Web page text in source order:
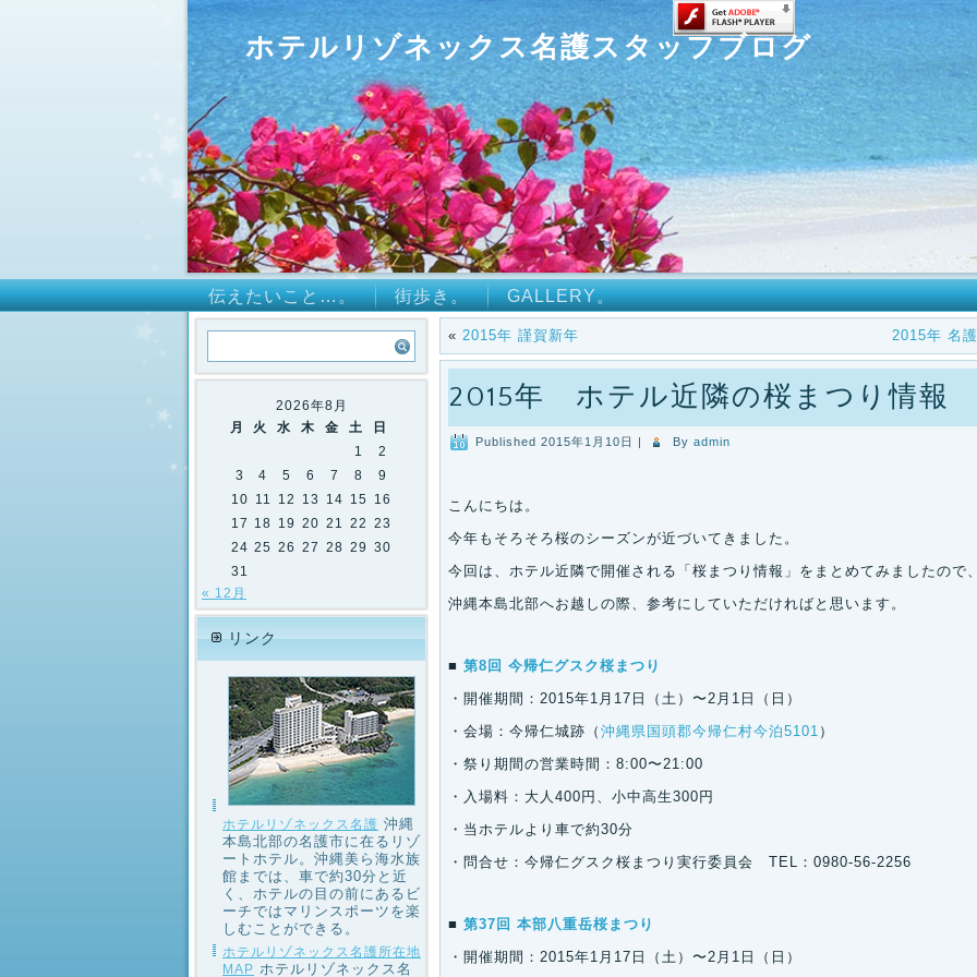
ホテルリゾネックス名護スタッフブログ
伝えたいこと…。 街歩き。 GALLERY。
2026年8月
月
火 水 木 金 土
日
1
2
3
4 5 6 7 8
9
10 11 12 13 14 15
16
17 18 19 20 21 22 23
24 25 26 27 28 29 30
31
« 12月
リンク
ホテルリゾネックス名護 沖縄
本島北部の名護市に在るリゾ
ートホテル。沖縄美ら海水族
館までは、車で約30分と近
く、ホテルの目の前にあるビ
ーチではマリンスポーツを楽
しむことができる。
ホテルリゾネックス名護所在地
MAP ホテルリゾネックス名
« 2015年 謹賀新年 2015年 名
2015年 ホテル近隣の桜まつり情報
Published 2015年1月10日 | By admin
こんにちは。
今年もそろそろ桜のシーズンが近づいてきました。
今回は、ホテル近隣で開催される「桜まつり情報」をまとめてみましたので
沖縄本島北部へお越しの際、参考にしていただければと思います。
■ 第8回 今帰仁グスク桜まつり
・開催期間：2015年1月17日（土）〜2月1日（日）
・会場：今帰仁城跡（ 沖縄県国頭郡今帰仁村今泊5101 ）
・祭り期間の営業時間：8:00〜21:00
・入場料：大人400円、小中高生300円
・当ホテルより車で約30分
・問合せ：今帰仁グスク桜まつり実行委員会 TEL：0980-56-2256
■ 第37回 本部八重岳桜まつり
・開催期間：2015年1月17日（土）〜2月1日（日）